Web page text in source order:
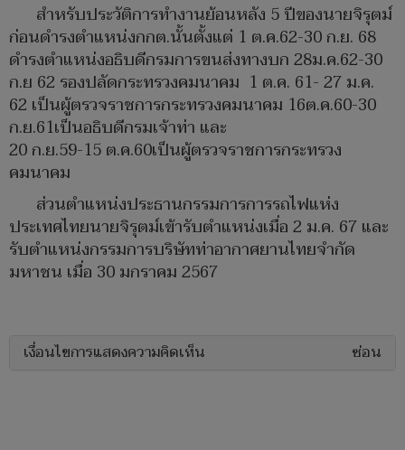
สำหรับประวัติการทำงานย้อนหลัง 5 ปีของนายจิรุตม์
ก่อนดำรงตำแหน่งกกต.นั้นตั้งแต่ 1 ต.ค.62-30 ก.ย. 68
ดำรงตำแหน่งอธิบดีกรมการขนส่งทางบก 28ม.ค.62-30
ก.ย 62 รองปลัดกระทรวงคมนาคม 1 ต.ค. 61- 27 ม.ค.
62 เป็นผู้ตรวจราชการกระทรวงคมนาคม 16ต.ค.60-30
ก.ย.61เป็นอธิบดีกรมเจ้าท่า และ
20 ก.ย.59-15 ต.ค.60เป็นผู้ตรวจราชการกระทรวง
คมนาคม
ส่วนตำแหน่งประธานกรรมการการรถไฟแห่ง
ประเทศไทยนายจิรุตม์เข้ารับตำแหน่งเมื่อ 2 ม.ค. 67 และ
รับตำแหน่งกรรมการบริษัทท่าอากาศยานไทยจำกัด
มหาชน เมื่อ 30 มกราคม 2567
เงื่อนไขการแสดงความคิดเห็น ซ่อน